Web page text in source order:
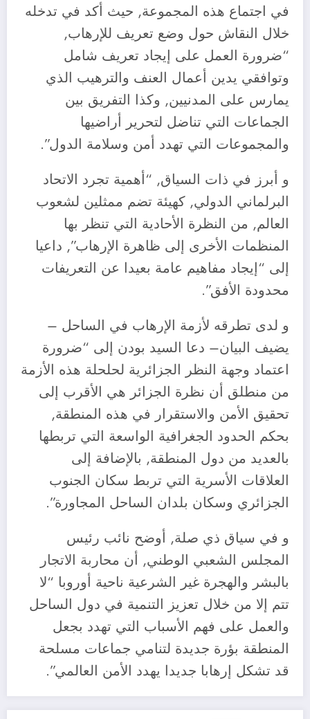
في اجتماع هذه المجموعة, حيث أكد في تدخله
خلال النقاش حول وضع تعريف للإرهاب,
“ضرورة العمل على إيجاد تعريف شامل
وتوافقي يدين أعمال العنف والترهيب الذي
يمارس على المدنيين, وكذا التفريق بين
الجماعات التي تناضل لتحرير أراضيها
والمجموعات التي تهدد أمن وسلامة الدول”.
و أبرز في ذات السياق, “أهمية تجرد الاتحاد
البرلماني الدولي, كهيئة تضم ممثلين لشعوب
العالم, من النظرة الأحادية التي تنظر بها
المنظمات الأخرى إلى ظاهرة الإرهاب”, داعيا
إلى “إيجاد مفاهيم عامة بعيدا عن التعريفات
محدودة الأفق”.
و لدى تطرقه لأزمة الإرهاب في الساحل –
يضيف البيان– دعا السيد بودن إلى “ضرورة
اعتماد وجهة النظر الجزائرية لحلحلة هذه الأزمة
من منطلق أن نظرة الجزائر هي الأقرب إلى
تحقيق الأمن والاستقرار في هذه المنطقة,
بحكم الحدود الجغرافية الواسعة التي تربطها
بالعديد من دول المنطقة, بالإضافة إلى
العلاقات الأسرية التي تربط سكان الجنوب
الجزائري وسكان بلدان الساحل المجاورة”.
و في سياق ذي صلة, أوضح نائب رئيس
المجلس الشعبي الوطني, أن محاربة الاتجار
بالبشر والهجرة غير الشرعية ناحية أوروبا “لا
تتم إلا من خلال تعزيز التنمية في دول الساحل
والعمل على فهم الأسباب التي تهدد بجعل
المنطقة بؤرة جديدة لتنامي جماعات مسلحة
قد تشكل إرهابا جديدا يهدد الأمن العالمي”.